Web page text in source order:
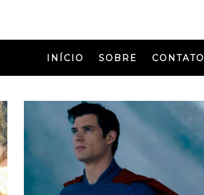
INÍCIO SOBRE CONTATO